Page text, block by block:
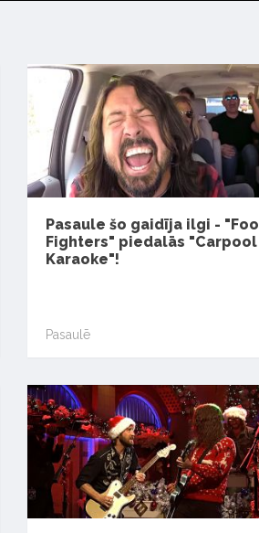
Pasaule šo gaidīja ilgi - "Foo
Fighters" piedalās "Carpool
Karaoke"!
Pasaulē